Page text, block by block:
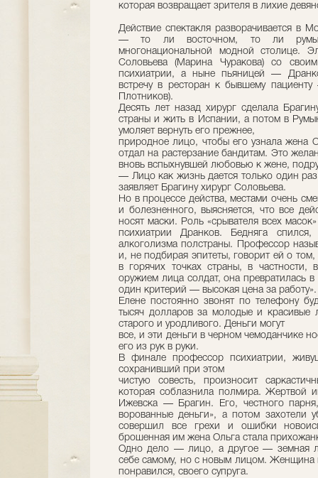
которая возвращает зрителя в лихие
Действие спектакля разворачивается в
— то ли восточном, то ли
многонациональной модной столице.
Соловьева (Марина Чуракова) со
психиатрии, а ныне пьяницей —
встречу в ресторан к бывшему
Плотников).
Десять лет назад хирург сделала
страны и жить в Испании, а потом в
умоляет вернуть его прежнее,
природное лицо, чтобы его узнала жена
отдал на растерзание бандитам. Это
вновь вспыхнувшей любовью к жене,
— Лицо как жизнь дается только один
заявляет Брагину хирург Соловьева.
Но в процессе действа, местами очень
и болезненного, выясняется, что все
носят маски. Роль «срывателя всех
психиатрии Дранков. Бедняга
алкоголизма полстраны. Профессор
и, не подбирая эпитеты, говорит ей о
в горячих точках страны, в частности,
оружием лица солдат, она превратилась
один критерий — высокая цена за работу».
Елене постоянно звонят по телефону
тысяч долларов за молодые и
старого и уродливого. Деньги могут
все, и эти деньги в черном чемоданчике
его из рук в руки.
В финале профессор психиатрии,
сохранивший при этом
чистую совесть, произносит
которая соблазнила полмира. Жертвой
Ижевска — Брагин. Его, честного
ворованные деньги», а потом захотели
совершил все грехи и ошибки
брошенная им жена Ольга стала
Одно дело — лицо, а другое — земная
себе самому, но с новым лицом. Женщина
понравился, своего супруга.